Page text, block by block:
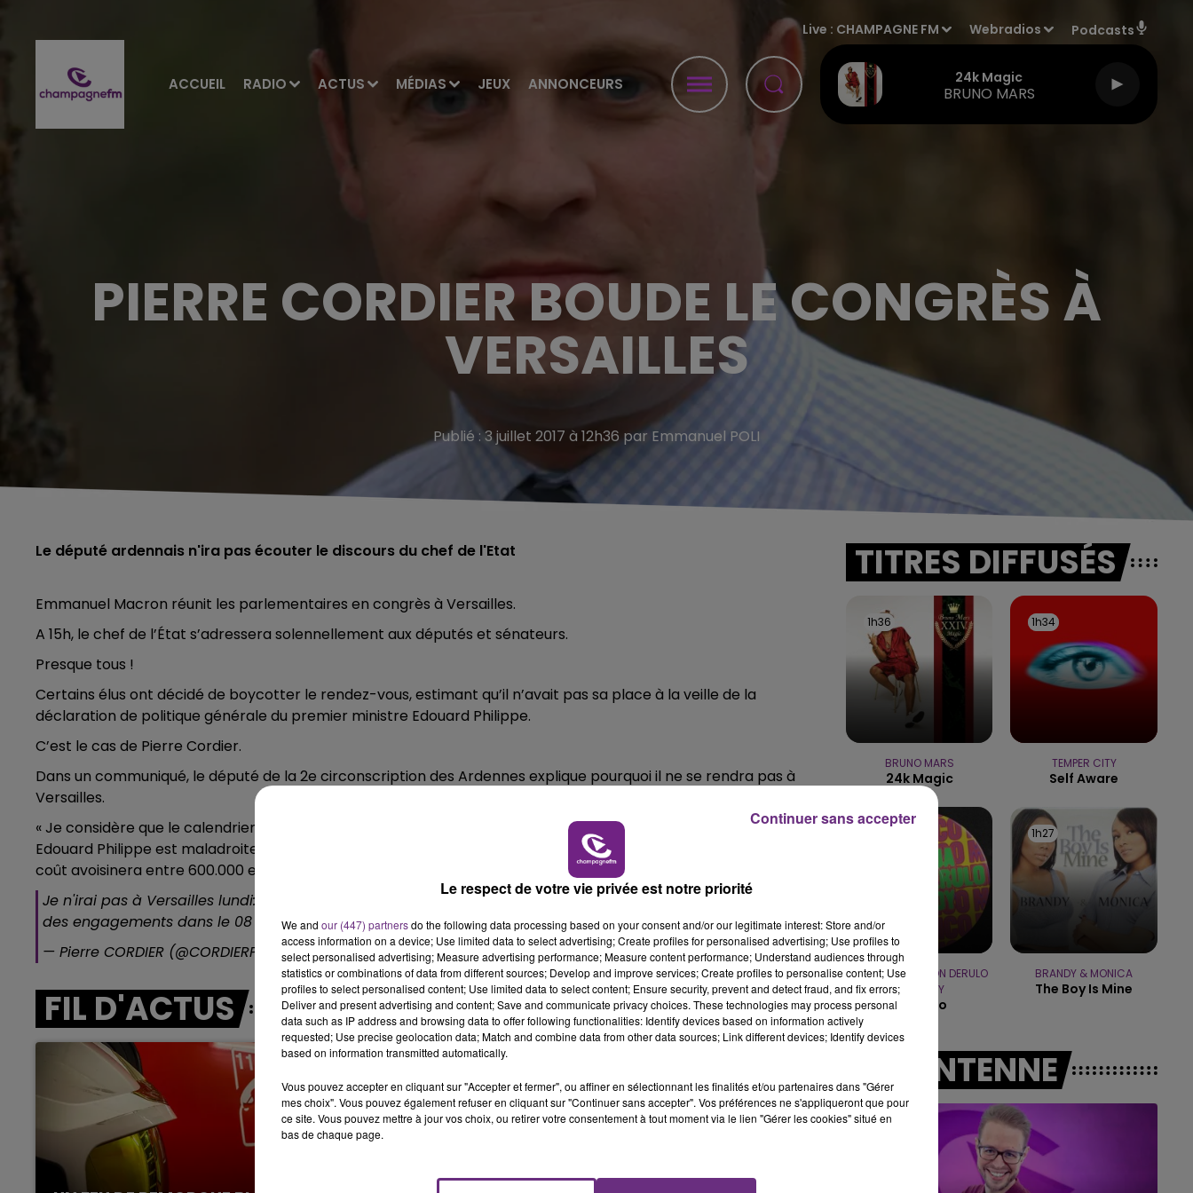
ACCUEIL RADIO ACTUS MÉDIAS JEUX ANNONCEURS
Live : CHAMPAGNE FM Webradios Podcasts
24k Magic
BRUNO MARS
5h00 - 6h00
LE BEST OF DE LA FAMILLE
CHAMPAGNE FM
LA FAMILLE
10h00 - 14h00
LE TICKET DE CAISSE
PIERRE CORDIER BOUDE LE CONGRÈS À
VERSAILLES
Publié : 3 juillet 2017 à 12h36 par Emmanuel POLI
Le député ardennais n'ira pas écouter le discours du chef de l'Etat
Emmanuel Macron réunit les parlementaires en congrès à Versailles.
A 15h, le chef de l’État s’adressera solennellement aux députés et sénateurs.
Presque tous !
Certains élus ont décidé de boycotter le rendez-vous, estimant qu’il n’avait pas sa place à la veille de la
déclaration de politique générale du premier ministre Edouard Philippe.
C’est le cas de Pierre Cordier.
Dans un communiqué, le député de la 2e circonscription des Ardennes explique pourquoi il ne se rendra pas à
Versailles.
« Je considère que le calendrier choisi pour cette déclaration, 24 heures avant celle du Premier Ministre
Edouard Philippe est maladroite et ne vise qu’à l’affaiblir. C’est une pure opération de communication, dont le
coût avoisinera entre 600.000 et 1 million d’euros pour l’organisation. ».
Je n'irai pas à Versailles lundi:coup politique, coût pour les contribuables, inutile:Philippe parle mardi...j'ai
des engagements dans le 08
— Pierre CORDIER (@CORDIERPierre08)1 juillet 2017
FIL D'ACTUS
TITRES DIFFUSÉS
1h36
1h36
BRUNO MARS
24k Magic
1h34
1h34
TEMPER CITY
Self Aware
DJ GOJA & JASON DERULO
& MELODY
Mi Chico
1h27
1h27
BRANDY & MONICA
The Boy Is Mine
A L'ANTENNE
Le respect de votre vie privée est notre priorité
We and our (447) partnersdo the following data processing based on your consent and/or our legitimate interest: Store and/or
access information on a device; Use limited data to select advertising; Create profiles for personalised advertising; Use profiles to
select personalised advertising; Measure advertising performance; Measure content performance; Understand audiences through
statistics or combinations of data from different sources; Develop and improve services; Create profiles to personalise content; Use
profiles to select personalised content; Use limited data to select content; Ensure security, prevent and detect fraud, and fix errors;
Deliver and present advertising and content; Save and communicate privacy choices. These technologies may process personal
data such as IP address and browsing data to offer following functionalities: Identify devices based on information actively
requested; Use precise geolocation data; Match and combine data from other data sources; Link different devices; Identify devices
based on information transmitted automatically.
Vous pouvez accepter en cliquant sur "Accepter et fermer", ou affiner en sélectionnant les finalités et/ou partenaires dans "Gérer
mes choix". Vous pouvez également refuser en cliquant sur "Continuer sans accepter". Vos préférences ne s'appliqueront que pour
ce site. Vous pouvez mettre à jour vos choix, ou retirer votre consentement à tout moment via le lien "Gérer les cookies" situé en
bas de chaque page.
Continuer sans accepter